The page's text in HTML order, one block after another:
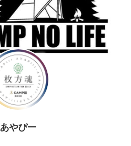
あやぴー